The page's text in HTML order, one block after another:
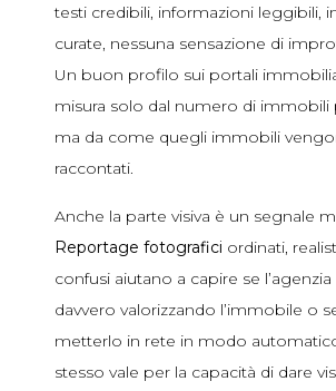
testi credibili, informazioni leggibili,
curate, nessuna sensazione di
Un buon profilo sui portali
misura solo dal numero di immobili
ma da come quegli immobili
raccontati.
Anche la parte visiva è un segnale
Reportage fotografici ordinati,
confusi aiutano a capire se l’agenzia
davvero valorizzando l’immobile o
metterlo in rete in modo
stesso vale per la capacità di dare